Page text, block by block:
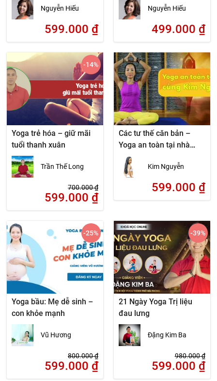
Nguyễn Hiếu
599.000 ₫
Nguyễn Hiếu
499.000 ₫
Yoga trẻ hóa – giữ mãi
tuổi thanh xuân
Trần Thế Long
700.000₫
599.000 ₫
-14%
Các tư thế căn bản –
Yoga an toàn tại nhà
cùng Kim Nguyễn
Kim Nguyễn
599.000 ₫
Yoga bầu: Mẹ dễ sinh –
con khỏe mạnh
Vũ Hương
800.000₫
599.000 ₫
-25%
21 Ngày Yoga Trị liệu
đau lưng
Đặng Kim Ba
980.000₫
599.000 ₫
-39%